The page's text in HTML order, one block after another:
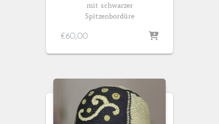
mit schwarzer
Spitzenbordüre
€60,00